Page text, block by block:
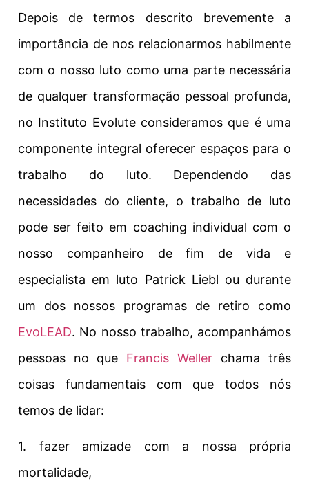
Depois de termos descrito brevemente a
importância de nos relacionarmos habilmente
com o nosso luto como uma parte necessária
de qualquer transformação pessoal profunda,
no Instituto Evolute consideramos que é uma
componente integral oferecer espaços para o
trabalho do luto. Dependendo das
necessidades do cliente, o trabalho de luto
pode ser feito em coaching individual com o
nosso companheiro de fim de vida e
especialista em luto Patrick Liebl ou durante
um dos nossos programas de retiro como
EvoLEAD. No nosso trabalho, acompanhámos
pessoas no que Francis Weller chama três
coisas fundamentais com que todos nós
temos de lidar:
1. fazer amizade com a nossa própria
mortalidade,